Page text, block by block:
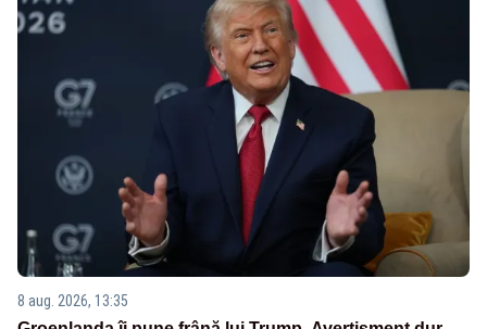
8 aug. 2026, 13:35